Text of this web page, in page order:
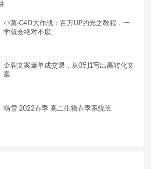
小莫·C4D大作战：百万UP的光之教程，一
学就会绝对不废
金牌文案爆单成交课，从0到1写出高转化文
案
杨雪 2022春季 高二生物春季系统班